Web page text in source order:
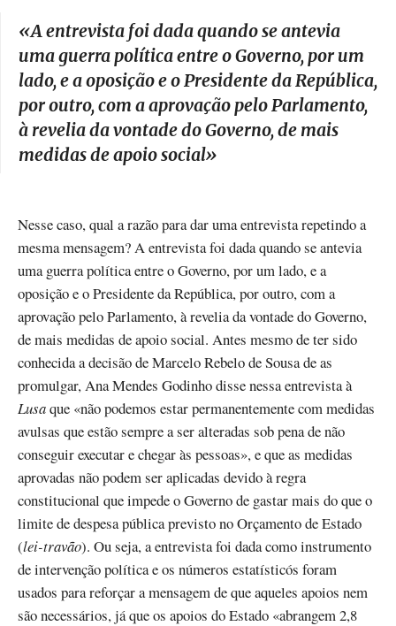
«A entrevista foi dada quando se antevia
uma guerra política entre o Governo, por um
lado, e a oposição e o Presidente da República,
por outro, com a aprovação pelo Parlamento,
à revelia da vontade do Governo, de mais
medidas de apoio social»
Nesse caso, qual a razão para dar uma entrevista repetindo a
mesma mensagem? A entrevista foi dada quando se antevia
uma guerra política entre o Governo, por um lado, e a
oposição e o Presidente da República, por outro, com a
aprovação pelo Parlamento, à revelia da vontade do Governo,
de mais medidas de apoio social. Antes mesmo de ter sido
conhecida a decisão de Marcelo Rebelo de Sousa de as
promulgar, Ana Mendes Godinho disse nessa entrevista à
Lusaque «não podemos estar permanentemente com medidas
avulsas que estão sempre a ser alteradas sob pena de não
conseguir executar e chegar às pessoas», e que as medidas
aprovadas não podem ser aplicadas devido à regra
constitucional que impede o Governo de gastar mais do que o
limite de despesa pública previsto no Orçamento de Estado
(lei-travão). Ou seja, a entrevista foi dada como instrumento
de intervenção política e os números estatísticós foram
usados para reforçar a mensagem de que aqueles apoios nem
são necessários, já que os apoios do Estado «abrangem 2,8